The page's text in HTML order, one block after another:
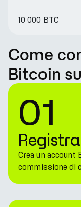
10 000 BTC
Come
Bitcoin
01
Crea un account
commissione di